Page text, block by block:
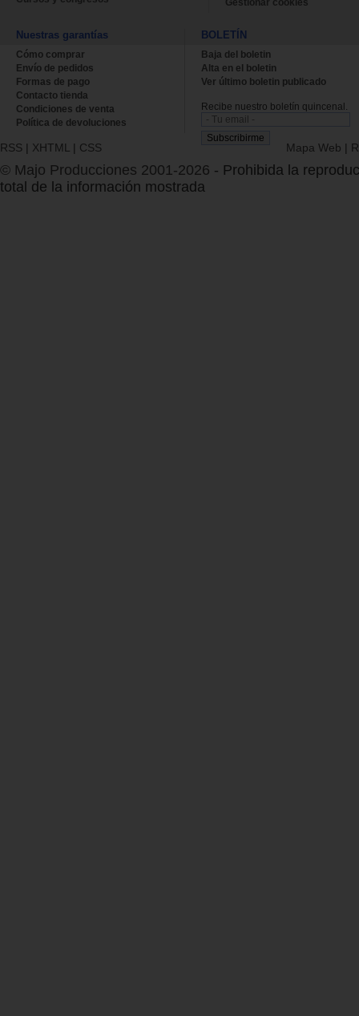
Gestionar cookies
Nuestras garantías
Cómo comprar
Envío de pedidos
Formas de pago
Contacto tienda
Condiciones de venta
Política de devoluciones
BOLETÍN
Baja del boletin
Alta en el boletin
Ver último boletin publicado
Recibe nuestro boletín quincenal.
RSS | XHTML | CSS Mapa Web |
© Majo Producciones 2001-2026 - Prohibida la
total de la información mostrada